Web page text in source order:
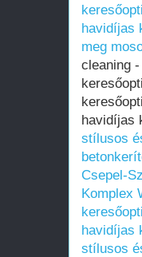
havidíjas
meg
cleaning
havidíjas
stílusos
Csepel-
Komplex
havidíjas
stílusos